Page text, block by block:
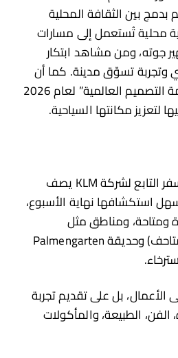
بين الثقافة المحلية
محلية تُستعمل إلى مسارات
جوته، ومن مشاهد ابتكار
وتجربة تسوّق مدينة. كما أن
ترشيحها لأن تكون “عاصمة التصميم العالمية” لعام 2026
لتعزيز مكانتها السياحية.
من جهة أخرى، موقع السفر التابع لشركة KLM يصف
استكشافها نهاية الأسبوع،
ومناطق مثل
Museumsufer (ضفة المتاحف) وحديقة Palmengarten
الأعمال، بل على تقديم تجربة
الفن، الطبيعة، والمأكولات